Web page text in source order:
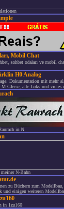
Mobil Chat
sohbet odaları ve mobil
H0 Analog
Dokumentation mit mehr
M-Gleise, alte Loks und vieles
in N
N-Bahn
zu Büchern zum
einigen weiteren
in 1zu160